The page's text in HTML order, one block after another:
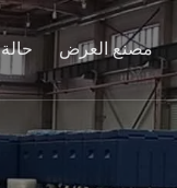
حالة مصنع العرض